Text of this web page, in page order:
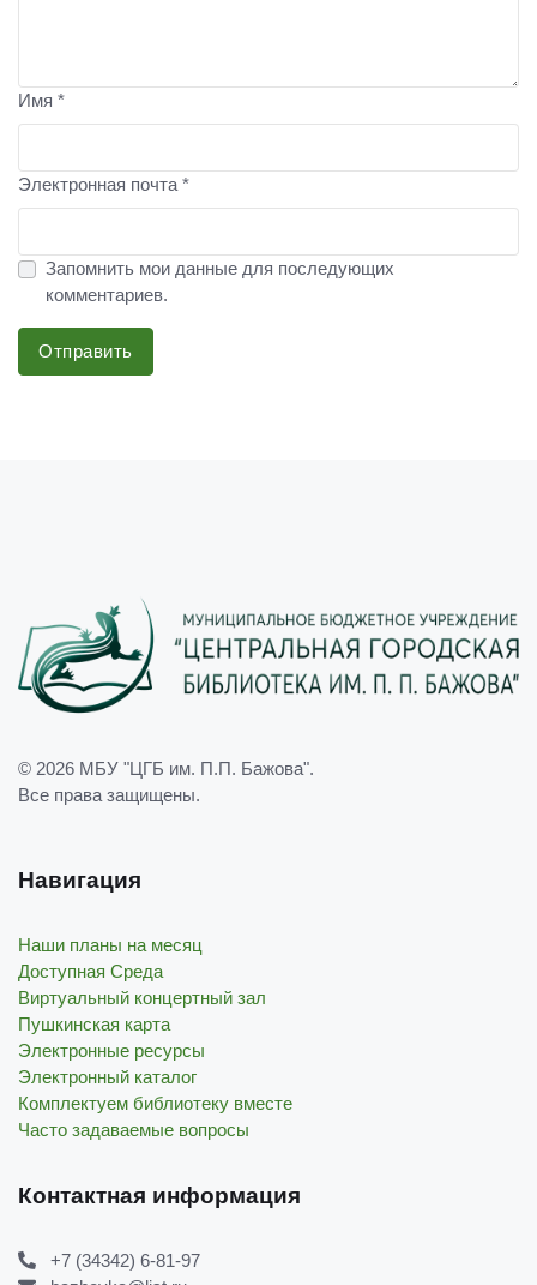
Имя *
Электронная почта *
Запомнить мои данные для последующих
комментариев.
Отправить
© 2026 МБУ "ЦГБ им. П.П. Бажова".
Все права защищены.
Навигация
Наши планы на месяц
Доступная Среда
Виртуальный концертный зал
Пушкинская карта
Электронные ресурсы
Электронный каталог
Комплектуем библиотеку вместе
Часто задаваемые вопросы
Контактная информация
+7 (34342) 6-81-97